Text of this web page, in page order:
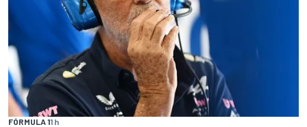
FÓRMULA 11 h